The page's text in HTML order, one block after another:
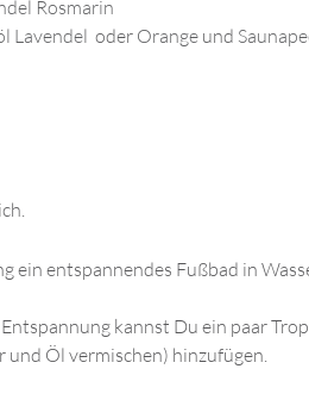
Rosmarin
Lavendel oder Orange und
ein entspannendes Fußbad in
kannst Du ein paar
und Öl vermischen) hinzufügen.